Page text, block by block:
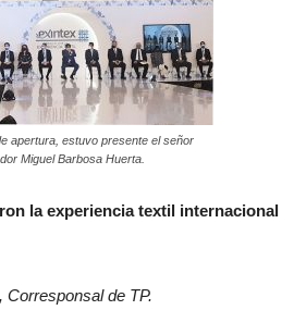
apertura, estuvo presente el señor
Miguel Barbosa Huerta.
la experiencia textil internacional
Corresponsal de TP.